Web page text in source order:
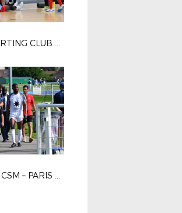
DIAMANT FUTSAL - SPORTING CLUB PARIS 4-2
BONNEUIL-SUR-MARNE CSM – PARIS 13 ATLETICO 1-0